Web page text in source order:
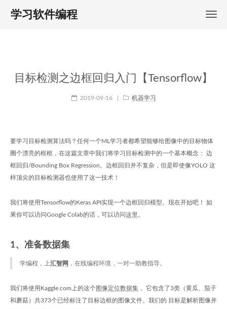
学习软件编程
目标检测之边框回归入门【Tensorflow】
2019-09-16 机器学习
要学习目标检测算法吗？任何一个ML学习者都希望能够给图像中的目标物体
圈个漂亮的框框，在这篇文章中我们将学习目标检测中的一个基本概念： 边
框回归/Bounding Box Regression。边框回归并不复杂，但是即使像YOLO 这
样顶尖的目标检测器也使用了这一技术！
我们将使用Tensorflow的Keras API实现一个边框回归模型。现在开始吧！ 如
果你可以访问Google Colab的话，可以访问这里 。
1、准备数据集
学编程，上汇智网 ，在线编程环境，一对一助教指导。
我们将使用Kaggle.com上的这个 图像定位数据集 ， 它包含了3类（黄瓜、茄子
和蘑菇）共373个已经标注了目标边框的图像文件。我们的 目标是解析图像并